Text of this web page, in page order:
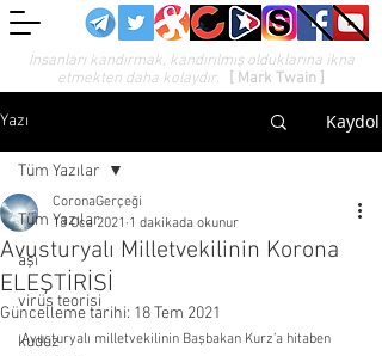
İnsanları kandırmak, kandırılmış olduklarına ikna
etmekten daha kolaydır.
[ Mark Twain ]
Yazı Kaydol
Tüm Yazılar
aşı
virüs teorisi
kuduz
Tüm Yazılar
Avusturyalı Milletvekilinin Korona
ELEŞTİRİSİ
CoronaGerçeği
13 Oca 2021 1 dakikada okunur
Güncelleme tarihi: 18 Tem 2021
Avusturyalı milletvekilinin Başbakan Kurz’a hitaben